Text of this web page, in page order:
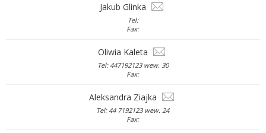
Jakub Glinka
Tel:
Fax:
Oliwia Kaleta
Tel: 447192123 wew. 30
Fax:
Aleksandra Ziajka
Tel: 44 7192123 wew. 24
Fax: